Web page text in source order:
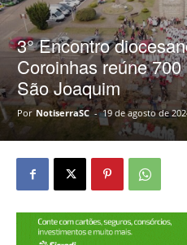
3° Encontro
Coroinhas reúne
São Joaquim
Por NotiserraSC - 19 de agosto de